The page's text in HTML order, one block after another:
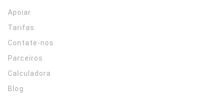
Apoiar
Tarifas
Contate-nos
Parceiros
Calculadora
Blog